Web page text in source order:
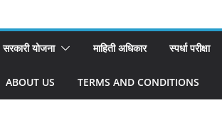
सरकारी योजना माहिती अधिकार स्पर्धा परीक्षा
ABOUT US TERMS AND CONDITIONS